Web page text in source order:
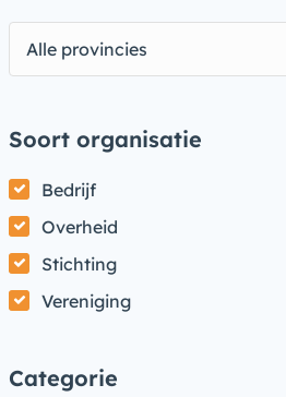
Alle provincies
Soort organisatie
Bedrijf
Overheid
Stichting
Vereniging
Categorie